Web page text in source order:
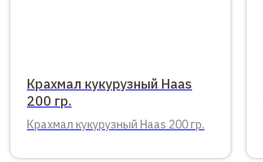
Крахмал кукурузный Haas
200 гр.
Крахмал кукурузный Haas 200 гр.